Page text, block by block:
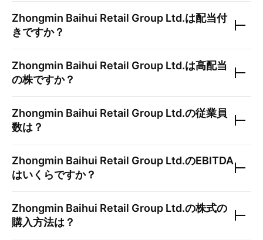
Zhongmin Baihui Retail Group Ltd.は配当付
きですか？
Zhongmin Baihui Retail Group Ltd.は高配当
の株ですか？
Zhongmin Baihui Retail Group Ltd.の従業員
数は？
Zhongmin Baihui Retail Group Ltd.のEBITDA
はいくらですか？
Zhongmin Baihui Retail Group Ltd.の株式の
購入方法は？